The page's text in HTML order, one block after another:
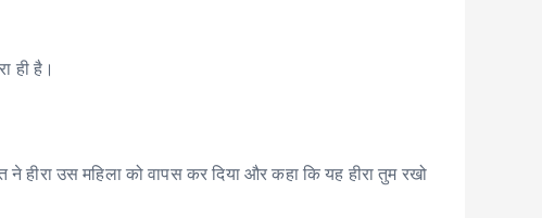
ही है।
उस महिला को वापस कर दिया और कहा कि यह हीरा तुम रखो